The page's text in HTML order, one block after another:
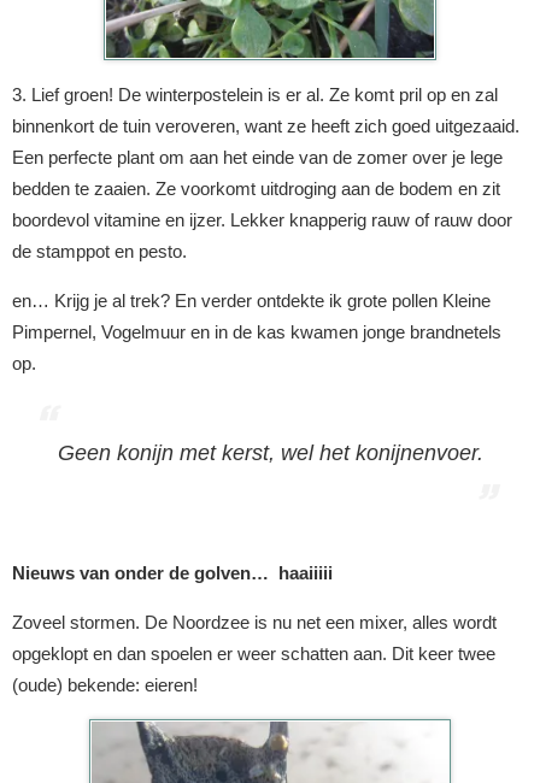
3. Lief groen! De winterpostelein is er al. Ze komt pril op en zal
binnenkort de tuin veroveren, want ze heeft zich goed uitgezaaid.
Een perfecte plant om aan het einde van de zomer over je lege
bedden te zaaien. Ze voorkomt uitdroging aan de bodem en zit
boordevol vitamine en ijzer. Lekker knapperig rauw of rauw door
de stamppot en pesto.
en… Krijg je al trek? En verder ontdekte ik grote pollen Kleine
Pimpernel, Vogelmuur en in de kas kwamen jonge brandnetels
op.
Geen konijn met kerst, wel het konijnenvoer.
Nieuws van onder de golven… haaiiiii
Zoveel stormen. De Noordzee is nu net een mixer, alles wordt
opgeklopt en dan spoelen er weer schatten aan. Dit keer twee
(oude) bekende: eieren!